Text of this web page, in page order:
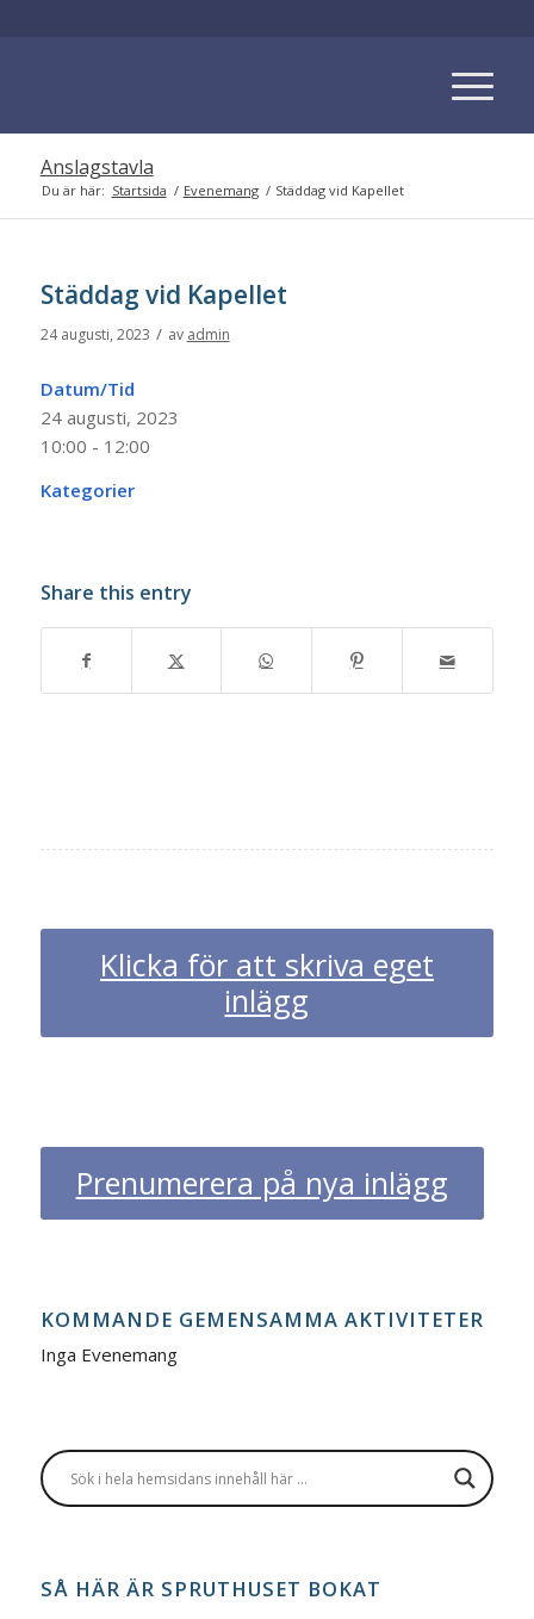
Anslagstavla
Du är här: Startsida / Evenemang / Städdag vid Kapellet
Städdag vid Kapellet
24 augusti, 2023 / av admin
Datum/Tid
24 augusti, 2023
10:00 - 12:00
Kategorier
Share this entry
Klicka för att skriva eget
inlägg
Prenumerera på nya inlägg
KOMMANDE GEMENSAMMA AKTIVITETER
Inga Evenemang
SÅ HÄR ÄR SPRUTHUSET BOKAT